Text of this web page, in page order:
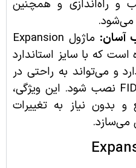
راه‌اندازی و همچنین
می‌شود.
آسان:
ماژول Expansion
که با سایز استاندارد
و می‌تواند به راحتی در
کنار دیتالاگر FIDAQUIRE نصب شود. این ویژگی،
بدون نیاز به تغییرات